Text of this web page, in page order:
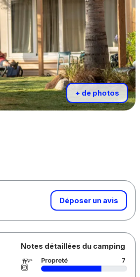
+ de photos
Déposer un avis
Notes détaillées du camping
Propreté 7